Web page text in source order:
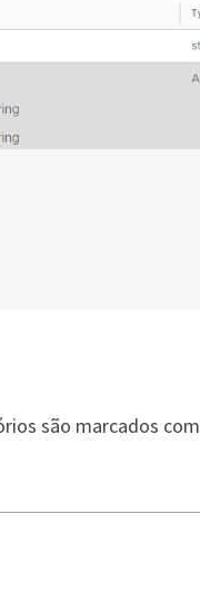
são marcados com